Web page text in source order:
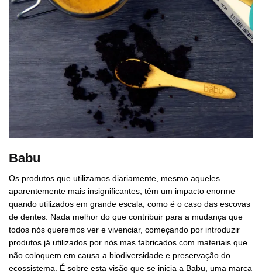
Babu
Os produtos que utilizamos diariamente, mesmo aqueles
aparentemente mais insignificantes, têm um impacto enorme
quando utilizados em grande escala, como é o caso das escovas
de dentes. Nada melhor do que contribuir para a mudança que
todos nós queremos ver e vivenciar, começando por introduzir
produtos já utilizados por nós mas fabricados com materiais que
não coloquem em causa a biodiversidade e preservação do
ecossistema. É sobre esta visão que se inicia a Babu, uma marca